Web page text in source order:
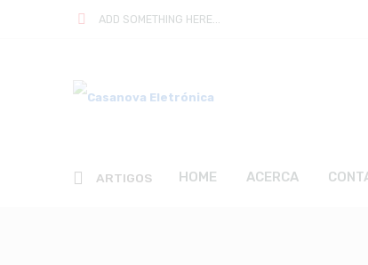
ADD SOMETHING HERE...
ARTIGOS HOME ACERCA